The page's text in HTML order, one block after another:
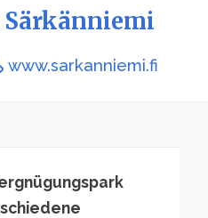
www.sarkanniemi.fi